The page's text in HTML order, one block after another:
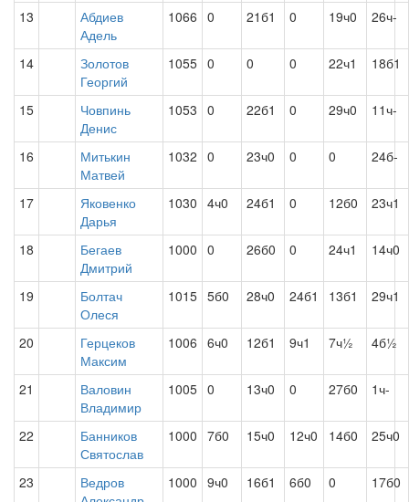
13
Абдиев
Адель
1066 0 21б1 0 19ч0 26ч-
14
Золотов
Георгий
1055 0 0 0 22ч1 18б1
15
Човпинь
Денис
1053 0 22б1 0 29ч0 11ч-
16
Митькин
Матвей
1032 0 23ч0 0 0 24б-
17
Яковенко
Дарья
1030 4ч0 24б1 0 12б0 23ч1
18
Бегаев
Дмитрий
1000 0 26б0 0 24ч1 14ч0
19
Болтач
Олеся
1015 5б0 28ч0 24б1 13б1 29ч1
20
Герцеков
Максим
1006 6ч0 12б1 9ч1 7ч½ 4б½
21
Валовин
Владимир
1005 0 13ч0 0 27б0 1ч-
22
Банников
Святослав
1000 7б0 15ч0 12ч0 14б0 25ч0
23
Ведров
1000 9ч0 16б1 6б0 0 17б0